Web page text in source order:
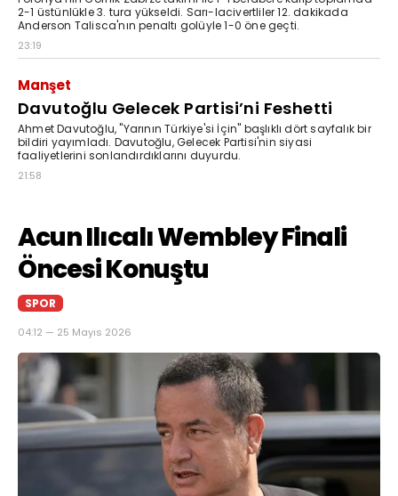
2-1 üstünlükle 3. tura yükseldi. Sarı-lacivertliler 12. dakikada
Anderson Talisca'nın penaltı golüyle 1-0 öne geçti.
23:19
Manşet
Davutoğlu Gelecek Partisi’ni Feshetti
Ahmet Davutoğlu, "Yarının Türkiye'si İçin" başlıklı dört sayfalık bir
bildiri yayımladı. Davutoğlu, Gelecek Partisi'nin siyasi
faaliyetlerini sonlandırdıklarını duyurdu.
21:58